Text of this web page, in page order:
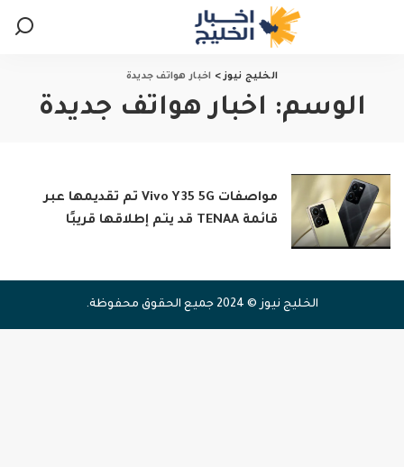
الخليج نيوز> اخبار هواتف جديدة
الوسم: اخبار هواتف جديدة
مواصفات Vivo Y35 5G تم تقديمها عبر
قائمة TENAA قد يتم إطلاقها قريبًا
الخليج نيوز © 2024 جميع الحقوق محفوظة.